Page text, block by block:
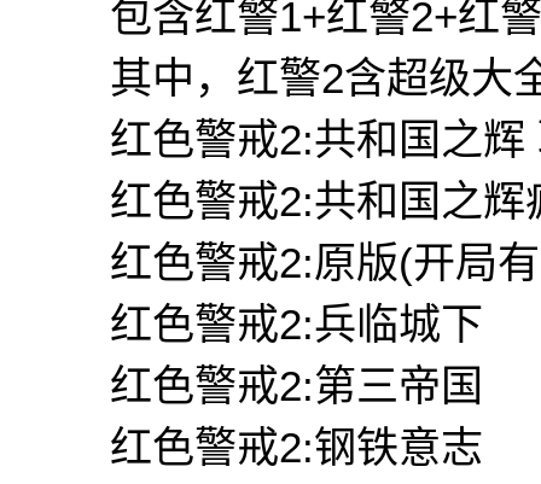
包含红警1+红警2+红
其中，红警2含超级大
红色警戒2:共和国之
红色警戒2:共和国之辉
红色警戒2:原版(开局
红色警戒2:兵临城下
红色警戒2:第三帝国
红色警戒2:钢铁意志